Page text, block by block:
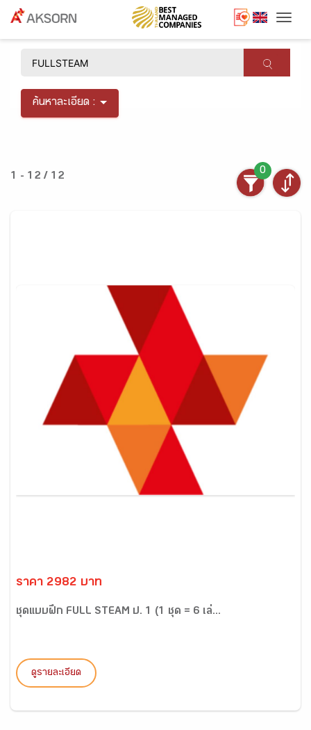
ค้นหาละเอียด :
1 - 12 / 12
0
ราคา 2982 บาท
ชุดแบบฝึก FULL STEAM ป. 1 (1 ชุด = 6 เล่...
ดูรายละเอียด